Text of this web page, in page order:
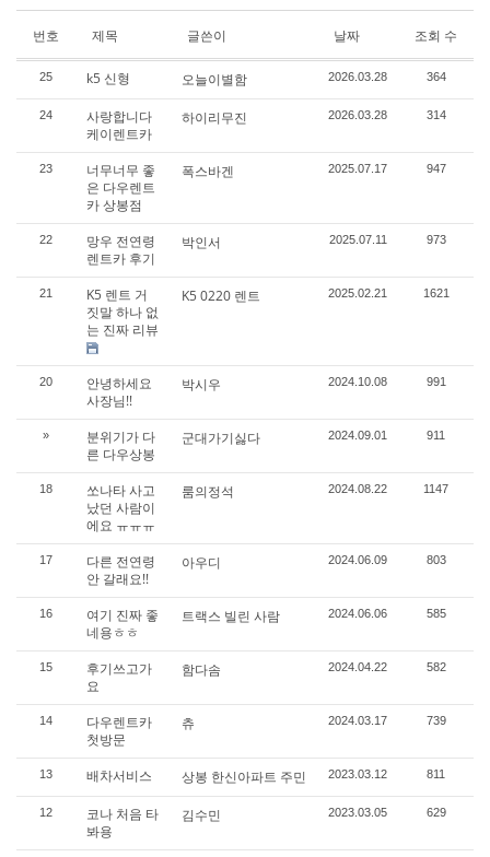
번호 제목 글쓴이 날짜 조회 수
25 k5 신형 오늘이별함 2026.03.28 364
24
사랑합니다
케이렌트카
하이리무진 2026.03.28 314
23
너무너무 좋
은 다우렌트
카 상봉점
폭스바겐 2025.07.17 947
22
망우 전연령
렌트카 후기
박인서 2025.07.11 973
21
K5 렌트 거
짓말 하나 없
는 진짜 리뷰
K5 0220 렌트 2025.02.21 1621
20
안녕하세요
사장님!!
박시우 2024.10.08 991
»
분위기가 다
른 다우상봉
군대가기싫다 2024.09.01 911
18
쏘나타 사고
났던 사람이
에요 ㅠㅠㅠ
룸의정석 2024.08.22 1147
17
다른 전연령
안 갈래요!!
아우디 2024.06.09 803
16
여기 진짜 좋
네용ㅎㅎ
트랙스 빌린 사람 2024.06.06 585
15
후기쓰고가
요
함다솜 2024.04.22 582
14
다우렌트카
첫방문
츄 2024.03.17 739
13 배차서비스 상봉 한신아파트 주민 2023.03.12 811
12
코나 처음 타
봐용
김수민 2023.03.05 629